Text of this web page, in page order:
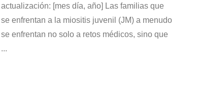
actualización: [mes día, año] Las familias que
se enfrentan a la miositis juvenil (JM) a menudo
se enfrentan no solo a retos médicos, sino que